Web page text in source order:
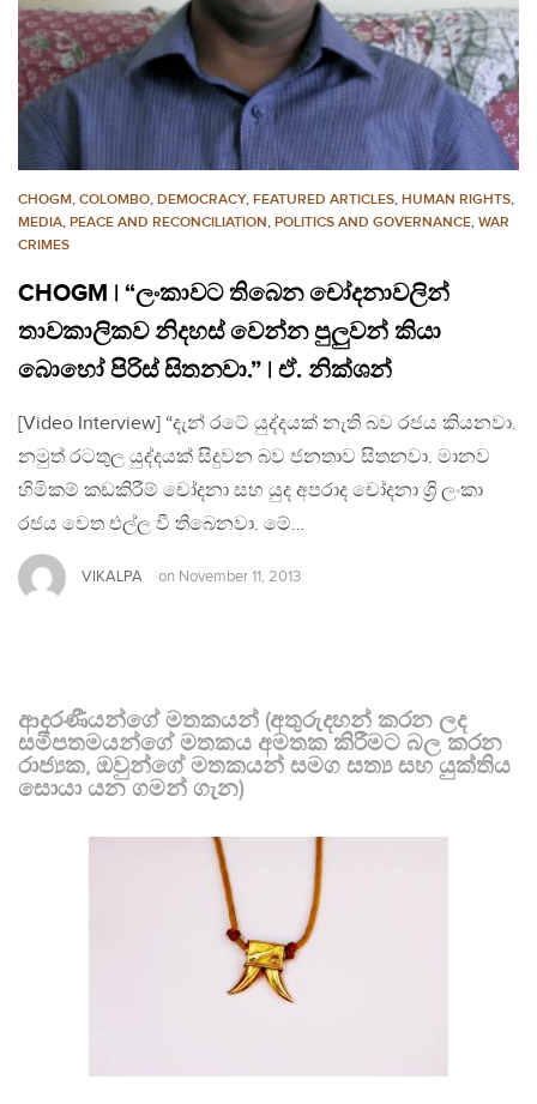
CHOGM, COLOMBO, DEMOCRACY, FEATURED ARTICLES, HUMAN RIGHTS,
MEDIA, PEACE AND RECONCILIATION, POLITICS AND GOVERNANCE, WAR
CRIMES
CHOGM | “ලංකාවට තිබෙන චෝදනාවලින්
තාවකාලිකව නිදහස් වෙන්න පුලුවන් කියා
බොහෝ පිරිස් සිතනවා.” | ඒ. නික්ශන්
[Video Interview] “දැන් රටේ යුද්දයක් නැති බව රජය කියනවා.
නමුත් රටතුල යුද්දයක් සිදුවන බව ජනතාව සිතනවා. මානව
හිමිකම් කඩකිරීම් චෝදනා සහ යුද අපරාද චෝදනා ශ්‍රි ලංකා
රජය වෙත එල්ල වී තිබෙනවා. මේ…
VIKALPA on November 11, 2013
ආදරණීයන්ගේ මතකයන් (අතුරුදහන් කරන ලද
සමීපතමයන්ගේ මතකය අමතක කිරීමට බල කරන
රාජ්‍යක, ඔවුන්ගේ මතකයන් සමග සත්‍ය සහ යුක්තිය
සොයා යන ගමන් ගැන)